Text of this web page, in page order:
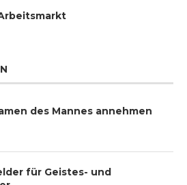
des Mannes annehmen
für Geistes- und